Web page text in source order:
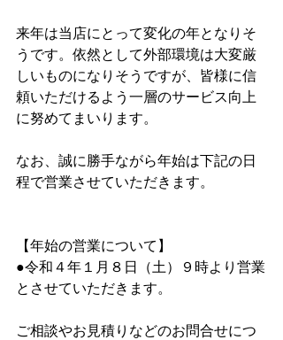
来年は当店にとって変化の年となりそ
うです。依然として外部環境は大変厳
しいものになりそうですが、皆様に信
頼いただけるよう一層のサービス向上
に努めてまいります。
なお、誠に勝手ながら年始は下記の日
程で営業させていただきます。
【年始の営業について】
●令和４年１月８日（土）９時より営業
とさせていただきます。
ご相談やお見積りなどのお問合せにつ